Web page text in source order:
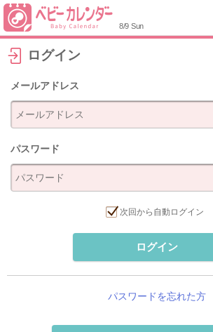
8/9 Sun
ログイン
メールアドレス
パスワード
次回から自動ログイン
ログイン
パスワードを忘れた方